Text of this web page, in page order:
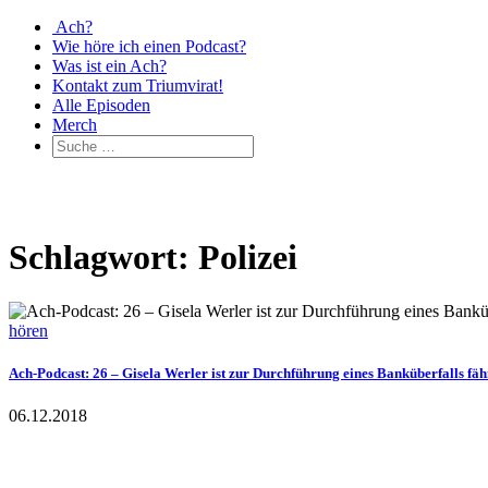
Ach?
Wie höre ich einen Podcast?
Was ist ein Ach?
Kontakt zum Triumvirat!
Alle Episoden
Merch
Schlagwort: Polizei
hören
Ach-Podcast: 26 – Gisela Werler ist zur Durchführung eines Banküberfalls
06.12.2018